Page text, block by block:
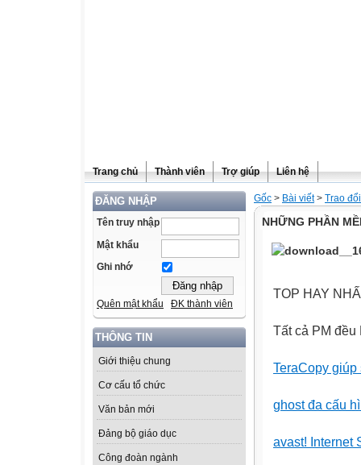
Trang chủ Thành viên Trợ giúp Liên hệ
ĐĂNG NHẬP
Tên truy nhập
Mật khẩu
Ghi nhớ
Quên mật khẩu ĐK thành viên
THÔNG TIN
Giới thiệu chung
Cơ cấu tổ chức
Văn bản mới
Đảng bộ giáo dục
Công đoàn ngành
Gốc > Bài viết> Trao
NHỮNG PHẦN
TOP HAY
Tất cả PM đều
TeraCopy
ghost đa cấu
avast! Internet